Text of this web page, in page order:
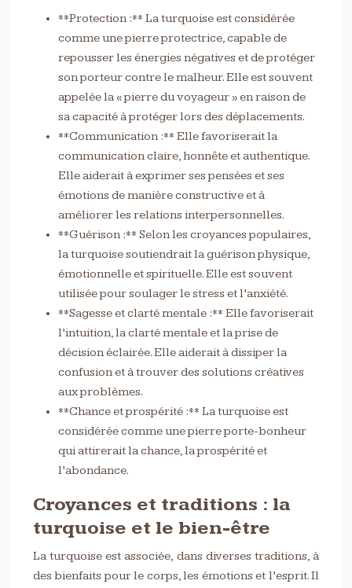
**Protection :** La turquoise est considérée
comme une pierre protectrice, capable de
repousser les énergies négatives et de protéger
son porteur contre le malheur. Elle est souvent
appelée la « pierre du voyageur » en raison de
sa capacité à protéger lors des déplacements.
**Communication :** Elle favoriserait la
communication claire, honnête et authentique.
Elle aiderait à exprimer ses pensées et ses
émotions de manière constructive et à
améliorer les relations interpersonnelles.
**Guérison :** Selon les croyances populaires,
la turquoise soutiendrait la guérison physique,
émotionnelle et spirituelle. Elle est souvent
utilisée pour soulager le stress et l’anxiété.
**Sagesse et clarté mentale :** Elle favoriserait
l’intuition, la clarté mentale et la prise de
décision éclairée. Elle aiderait à dissiper la
confusion et à trouver des solutions créatives
aux problèmes.
**Chance et prospérité :** La turquoise est
considérée comme une pierre porte-bonheur
qui attirerait la chance, la prospérité et
l’abondance.
Croyances et traditions : la
turquoise et le bien-être
La turquoise est associée, dans diverses traditions, à
des bienfaits pour le corps, les émotions et l’esprit. Il